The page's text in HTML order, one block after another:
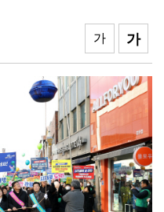
델’된 이유 가
가